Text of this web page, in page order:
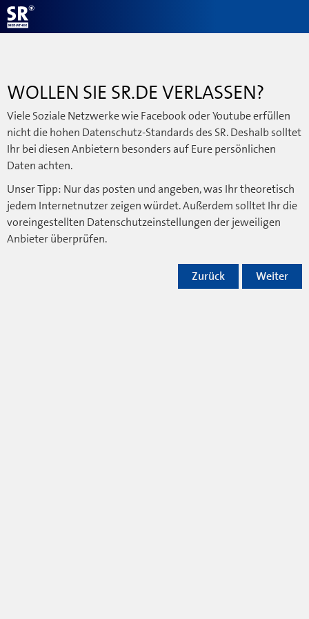
WOLLEN SIE SR.DE VERLASSEN?
Viele Soziale Netzwerke wie Facebook oder Youtube erfüllen
nicht die hohen Datenschutz-Standards des SR. Deshalb solltet
Ihr bei diesen Anbietern besonders auf Eure persönlichen
Daten achten.
Unser Tipp: Nur das posten und angeben, was Ihr theoretisch
jedem Internetnutzer zeigen würdet. Außerdem solltet Ihr die
voreingestellten Datenschutzeinstellungen der jeweiligen
Anbieter überprüfen.
Weiter
Zurück